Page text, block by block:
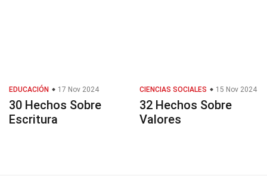
EDUCACIÓN 17 Nov 2024
30 Hechos Sobre
Escritura
CIENCIAS SOCIALES 15 Nov 2024
32 Hechos Sobre
Valores